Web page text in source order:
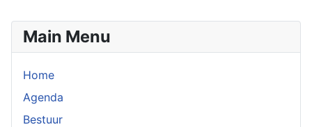
Main Menu
Home
Agenda
Bestuur